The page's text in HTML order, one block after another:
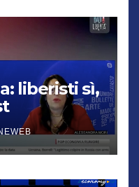
liberisti sì,